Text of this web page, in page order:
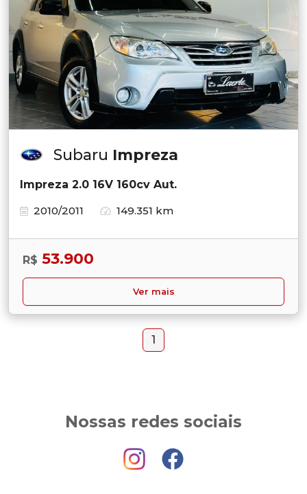
Subaru Impreza
Impreza 2.0 16V 160cv Aut.
2010/2011
149.351 km
R$ 53.900
Ver mais
1
Nossas redes sociais